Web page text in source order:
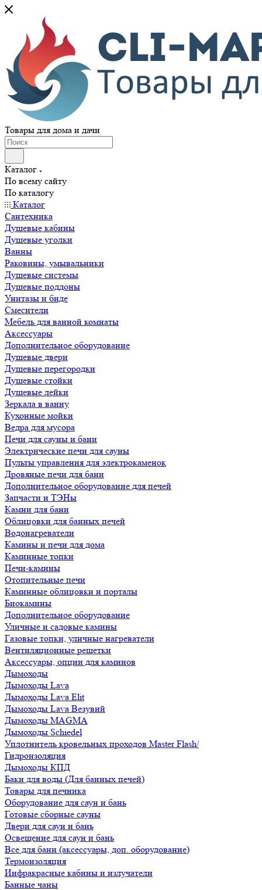
Товары для дома и дачи
Каталог
По всему сайту
По каталогу
Каталог
Сантехника
Душевые кабины
Душевые уголки
Ванны
Раковины, умывальники
Душевые системы
Душевые поддоны
Унитазы и биде
Смесители
Мебель для ванной комнаты
Аксессуары
Дополнительное оборудование
Душевые двери
Душевые перегородки
Душевые стойки
Душевые лейки
Зеркала в ванну
Кухонные мойки
Ведра для мусора
Печи для сауны и бани
Электрические печи для сауны
Пульты управления для электрокаменок
Дровяные печи для бани
Дополнительное оборудование для печей
Запчасти и ТЭНы
Камни для бани
Облицовки для банных печей
Водонагреватели
Камины и печи для дома
Каминные топки
Печи-камины
Отопительные печи
Каминные облицовки и порталы
Биокамины
Дополнительное оборудование
Уличные и садовые камины
Газовые топки, уличные нагреватели
Вентиляционные решетки
Аксессуары, опции для каминов
Дымоходы
Дымоходы Lava
Дымоходы Lava Elit
Дымоходы Lava Везувий
Дымоходы MAGMA
Дымоходы Schiedel
Уплотнитель кровельных проходов Master Flash/
Гидроизоляция
Дымоходы КПД
Баки для воды (Для банных печей)
Товары для печника
Оборудование для саун и бань
Готовые сборные сауны
Двери для саун и бань
Освещение для саун и бань
Все для бани (аксессуары, доп. оборудование)
Термоизоляция
Инфракрасные кабины и излучатели
Банные чаны